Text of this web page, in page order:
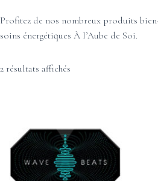
Profitez de nos nombreux produits
soins énergétiques À l’Aube de Soi.
2 résultats affichés